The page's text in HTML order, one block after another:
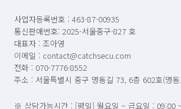
사업자등록번호 : 463-87-00935
통신판매번호: 2025-서울중구-827 호
대표자 : 조아영
이메일 : contact@catchsecu.com
전화 : 070-7776-8552
주소 : 서울특별시 중구 명동길 73, 6층 602호(명
※ 상담가능시간 : [평일] 월요일 ~ 금요일 : 09:00